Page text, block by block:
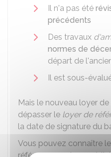
Il n'a pas été
précédents
Des travaux
normes de
départ de
Il est sous-
Mais le nouveau loyer
dépasser le loyer de
la date de signature du
Vous pouvez connaître